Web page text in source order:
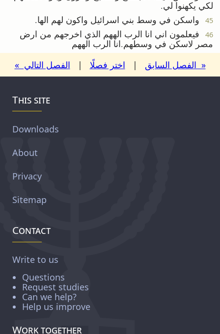
لكي يكهنوا لي.
45 واسكن في وسط بني اسرائيل واكون لهم الها.
46
فيعلمون اني انا الرب الههم الذي اخرجهم من ارض
مصر لاسكن في وسطهم.انا الرب الههم
« الفصل السابق | اختر فصلًا | الفصل التالي »
This site
Downloads
About
Privacy
Sitemap
Contact
Write to us
Questions
Request studies
Can we help?
Help us improve
Work together